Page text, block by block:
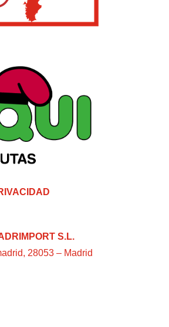
S.L.
28053 – Madrid